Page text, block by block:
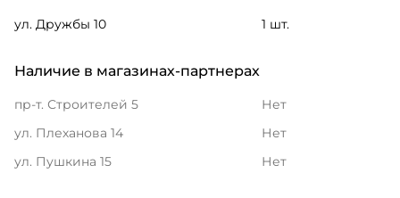
ул. Дружбы 10 1 шт.
Наличие в магазинах-партнерах
пр-т. Строителей 5
Нет
ул. Плеханова 14
Нет
ул. Пушкина 15
Нет